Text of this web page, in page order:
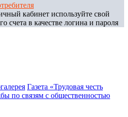
кабинет используйте свой
счета в качестве логина и пароля
Газета «Трудовая честь
по связям с общественностью